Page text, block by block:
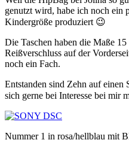
genutzt wird, habe ich noch ein
Kindergröße produziert 😉
Die Taschen haben die Maße
Reißverschluss auf der
noch ein Fach.
Entstanden sind Zehn auf
sich gerne bei Interesse bei mir
Nummer 1 in rosa/hellblau mit